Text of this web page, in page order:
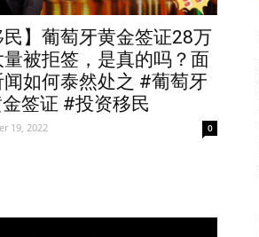
民】葡萄牙黄金签证28万
被拒签，是真的吗？面
如何泰然处之 #葡萄牙
签证 #投资移民
19, 2022 0